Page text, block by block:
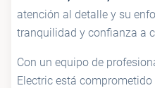
atención al detalle y su
tranquilidad y confianza a
Con un equipo de
Electric está